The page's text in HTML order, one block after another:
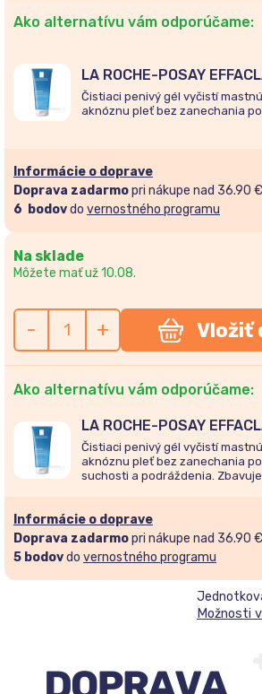
Ako alternatívu vám odporúčame:
LA ROCHE-POSAY
čistiaci gél 200ml
Čistiaci penivý gél vyčistí
aknóznu pleť bez zanechania
Informácie o doprave
Doprava zadarmopri nákupe nad 36.90 €
6 bodovdo vernostného programu
Na sklade
Môžete mať už 10.08.
- + Vložiť
Ako alternatívu vám odporúčame:
LA ROCHE-POSAY
čistiaci gél 200ml
Čistiaci penivý gél vyčistí
aknóznu pleť bez zanechania
suchosti a podráždenia. Zbavuje
Informácie o doprave
Doprava zadarmopri nákupe nad 36.90 €
5 bodovdo vernostného programu
Možnosti